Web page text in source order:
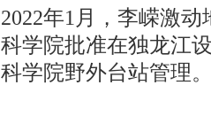
2022年1月，李嵘激
科学院批准在独龙江
科学院野外台站管理